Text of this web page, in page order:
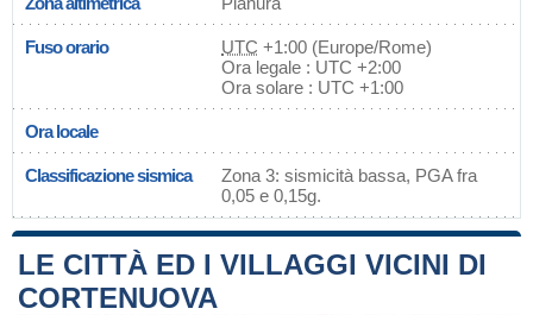
Fuso orario UTC +1:00 (Europe/Rome)
Ora legale : UTC +2:00
Ora solare : UTC +1:00
Ora locale
Classificazione sismica
Zona 3: sismicità bassa, PGA fra
0,05 e 0,15g.
LE CITTÀ ED I VILLAGGI VICINI DI
CORTENUOVA